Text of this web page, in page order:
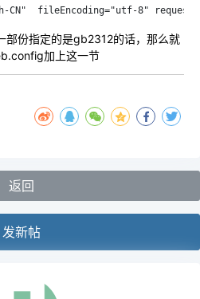
CN"  fileEncoding="utf-8"
份指定的是gb2312的话，那么就
加上这一节
返回
发新帖